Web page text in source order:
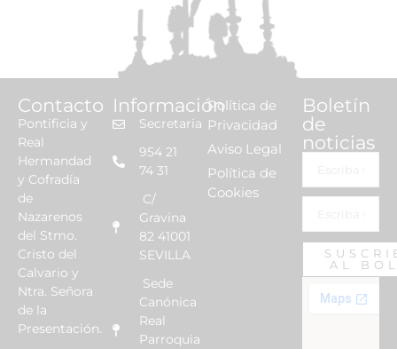
Contacto
Pontificia y
Real
Hermandad
y Cofradía
de
Nazarenos
del Stmo.
Cristo del
Calvario y
Ntra. Señora
de la
Presentación.
Información
Secretaria
954 21
74 31
C/
Gravina
82 41001
SEVILLA
Sede
Canónica
Real
Parroquia
Política de
Privacidad
Aviso Legal
Política de
Cookies
Boletín
de
noticias
AL